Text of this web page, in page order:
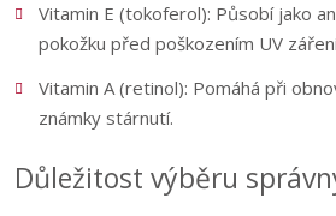
Vitamin E (tokoferol): Působí jako
pokožku před poškozením UV
Vitamin A (retinol): Pomáhá při
známky stárnutí.
Důležitost výběru